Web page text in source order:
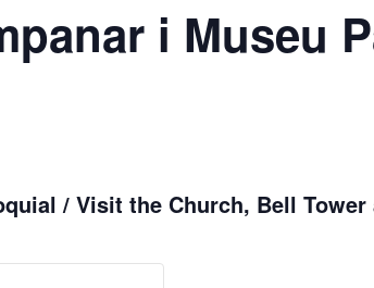
i Museu
/ Visit the Church, Bell